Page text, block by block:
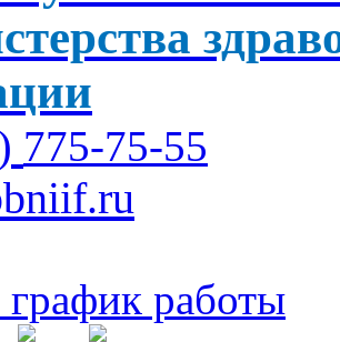
775-75-55
работы